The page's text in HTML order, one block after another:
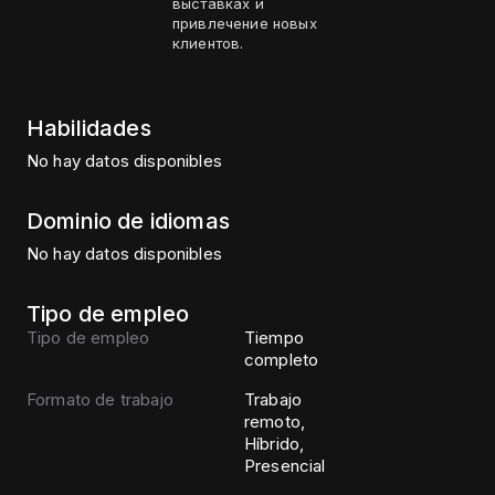
привлечение новых
клиентов.
Habilidades
No hay datos disponibles
Dominio de idiomas
No hay datos disponibles
Tipo de empleo
Tipo de empleo
Tiempo
completo
Formato de trabajo
Trabajo
remoto,
Híbrido,
Presencial